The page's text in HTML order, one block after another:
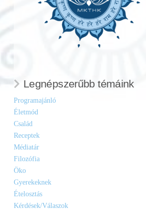
Legnépszerűbb témáink
Programajánló
Életmód
Család
Receptek
Médiatár
Filozófia
Öko
Gyerekeknek
Ételosztás
Kérdések/Válaszok